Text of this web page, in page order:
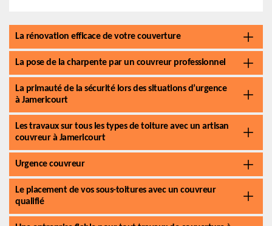
La rénovation efficace de votre couverture
La pose de la charpente par un couvreur professionnel
La primauté de la sécurité lors des situations d’urgence
à Jamericourt
Les travaux sur tous les types de toiture avec un artisan
couvreur à Jamericourt
Urgence couvreur
Le placement de vos sous-toitures avec un couvreur
qualifié